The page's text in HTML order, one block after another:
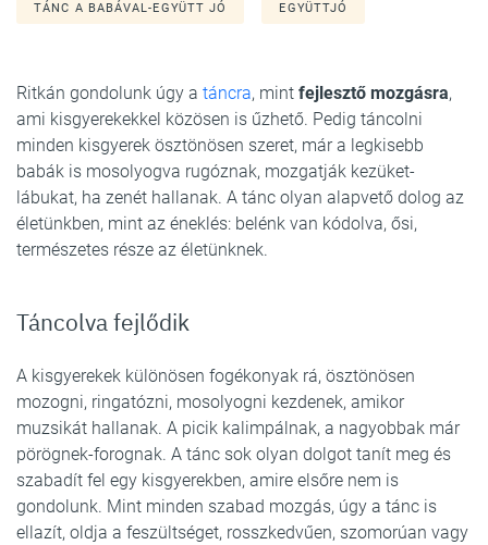
TÁNC A BABÁVAL-EGYÜTT JÓ EGYÜTTJÓ
Ritkán gondolunk úgy a táncra, mint fejlesztő mozgásra,
ami kisgyerekekkel közösen is űzhető. Pedig táncolni
minden kisgyerek ösztönösen szeret, már a legkisebb
babák is mosolyogva rugóznak, mozgatják kezüket-
lábukat, ha zenét hallanak. A tánc olyan alapvető dolog az
életünkben, mint az éneklés: belénk van kódolva, ősi,
természetes része az életünknek.
Táncolva fejlődik
A kisgyerekek különösen fogékonyak rá, ösztönösen
mozogni, ringatózni, mosolyogni kezdenek, amikor
muzsikát hallanak. A picik kalimpálnak, a nagyobbak már
pörögnek-forognak. A tánc sok olyan dolgot tanít meg és
szabadít fel egy kisgyerekben, amire elsőre nem is
gondolunk. Mint minden szabad mozgás, úgy a tánc is
ellazít, oldja a feszültséget, rosszkedvűen, szomorúan vagy